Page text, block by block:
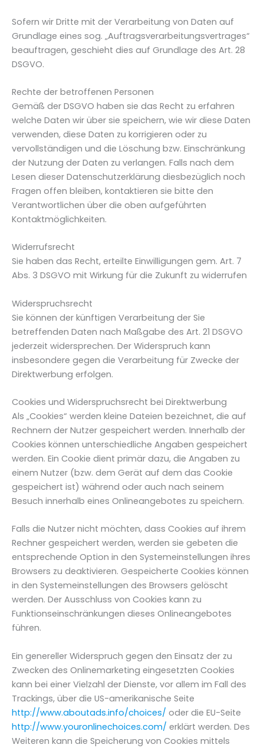
Sofern wir Dritte mit der Verarbeitung von Daten auf
Grundlage eines sog. „Auftragsverarbeitungsvertrages“
beauftragen, geschieht dies auf Grundlage des Art. 28
DSGVO.
Rechte der betroffenen Personen
Gemäß der DSGVO haben sie das Recht zu erfahren
welche Daten wir über sie speichern, wie wir diese Daten
verwenden, diese Daten zu korrigieren oder zu
vervollständigen und die Löschung bzw. Einschränkung
der Nutzung der Daten zu verlangen. Falls nach dem
Lesen dieser Datenschutzerklärung diesbezüglich noch
Fragen offen bleiben, kontaktieren sie bitte den
Verantwortlichen über die oben aufgeführten
Kontaktmöglichkeiten.
Widerrufsrecht
Sie haben das Recht, erteilte Einwilligungen gem. Art. 7
Abs. 3 DSGVO mit Wirkung für die Zukunft zu widerrufen
Widerspruchsrecht
Sie können der künftigen Verarbeitung der Sie
betreffenden Daten nach Maßgabe des Art. 21 DSGVO
jederzeit widersprechen. Der Widerspruch kann
insbesondere gegen die Verarbeitung für Zwecke der
Direktwerbung erfolgen.
Cookies und Widerspruchsrecht bei Direktwerbung
Als „Cookies“ werden kleine Dateien bezeichnet, die auf
Rechnern der Nutzer gespeichert werden. Innerhalb der
Cookies können unterschiedliche Angaben gespeichert
werden. Ein Cookie dient primär dazu, die Angaben zu
einem Nutzer (bzw. dem Gerät auf dem das Cookie
gespeichert ist) während oder auch nach seinem
Besuch innerhalb eines Onlineangebotes zu speichern.
Falls die Nutzer nicht möchten, dass Cookies auf ihrem
Rechner gespeichert werden, werden sie gebeten die
entsprechende Option in den Systemeinstellungen ihres
Browsers zu deaktivieren. Gespeicherte Cookies können
in den Systemeinstellungen des Browsers gelöscht
werden. Der Ausschluss von Cookies kann zu
Funktionseinschränkungen dieses Onlineangebotes
führen.
Ein genereller Widerspruch gegen den Einsatz der zu
Zwecken des Onlinemarketing eingesetzten Cookies
kann bei einer Vielzahl der Dienste, vor allem im Fall des
Trackings, über die US-amerikanische Seite
http://www.aboutads.info/choices/ oder die EU-Seite
http://www.youronlinechoices.com/ erklärt werden. Des
Weiteren kann die Speicherung von Cookies mittels